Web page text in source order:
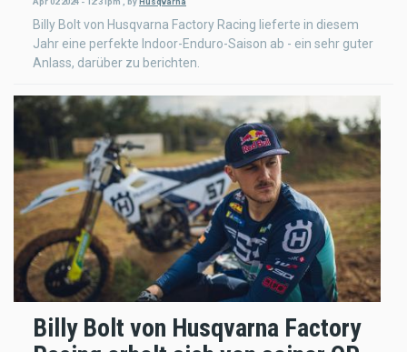
Billy Bolt von Husqvarna Factory Racing lieferte in diesem
Jahr eine perfekte Indoor-Enduro-Saison ab - ein sehr guter
Anlass, darüber zu berichten.
Billy Bolt von Husqvarna Factory